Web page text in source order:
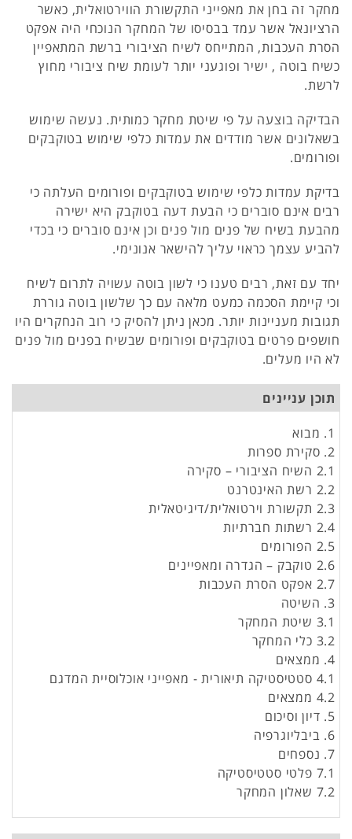
מחקר זה בחן את מאפייני התקשורת הווירטואלית, כאשר
הרציונאל אשר עמד בבסיסו של המחקר הנוכחי היה אפקט
הסרת העכבות, המתייחס לשיח הציבורי ברשת המתאפיין
כשיח בוטה , ישיר ופוגעני יותר לעומת שיח ציבורי מחוץ
לרשת.
הבדיקה בוצעה על פי שיטת מחקר כמותית. נעשה שימוש
בשאלונים אשר מודדים את עמדות כלפי שימוש בטוקבקים
ופורומים.
בדיקת עמדות כלפי שימוש בטוקבקים ופורומים העלתה כי
רבים אינם סוברים כי הבעת דעה בטוקבק היא ישירה
מהבעת בשיח של פנים מול פנים וכן אינם סוברים כי בכדי
להביע עצמך כראוי עליך להישאר אנונימי.
יחד עם זאת, רבים טענו כי לשון בוטה עשויה לתרום לשיח
וכי קיימת הסכמה כמעט מלאה עם כך שלשון בוטה גוררת
תגובות מעניינות יותר. מכאן ניתן להסיק כי רוב הנחקרים היו
חושפים פרטים בטוקבקים ופורומים שבשיח בפנים מול פנים
לא היו מעלים.
תוכן עניינים
1. מבוא
2. סקירת ספרות
2.1 השיח הציבורי – סקירה
2.2 רשת האינטרנט
2.3 תקשורת וירטואלית/דיגיטאלית
2.4 רשתות חברתיות
2.5 הפורומים
2.6 טוקבק – הגדרה ומאפיינים
2.7 אפקט הסרת העכבות
3. השיטה
3.1 שיטת המחקר
3.2 כלי המחקר
4. ממצאים
4.1 סטטיסטיקה תיאורית - מאפייני אוכלוסיית המדגם
4.2 ממצאים
5. דיון וסיכום
6. ביבליוגרפיה
7. נספחים
7.1 פלטי סטטיסטיקה
7.2 שאלון המחקר